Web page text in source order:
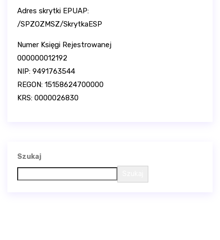
Adres skrytki EPUAP:
/SPZOZMSZ/SkrytkaESP
Numer Księgi Rejestrowanej
000000012192
NIP: 9491763544
REGON: 15158624700000
KRS: 0000026830
Szukaj